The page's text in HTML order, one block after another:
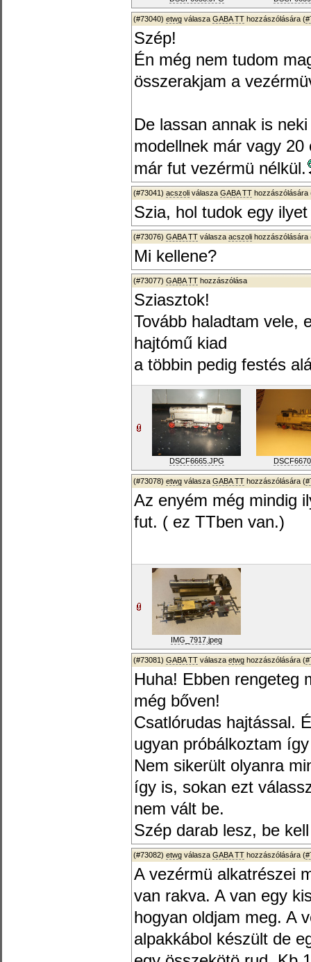
(#73040) etwg válasza GABA TT hozzászólására (
Szép!
Én még nem tudom
összerakjam a
De lassan annak is
modellnek már vagy
már fut vezérmü nélkül.
(#73041) acszoli válasza GABA TT hozzászólására
Szia, hol tudok egy
(#73076) GABA TT válasza acszoli hozzászólására
Mi kellene?
(#73077) GABA TT hozzászólása
Sziasztok!
Tovább haladtam vele,
hajtómű kiad
a többin pedig festés
DSCF6665.JPG
(#73078) etwg válasza GABA TT hozzászólására (
Az enyém még mindig
fut. ( ez TTben van.)
IMG_7917.jpeg
(#73081) GABA TT válasza etwg hozzászólására (
Huha! Ebben rengeteg
még bőven!
Csatlórudas hajtással.
ugyan próbálkoztam
Nem sikerült olyanra
így is, sokan ezt
nem vált be.
Szép darab lesz, be
(#73082) etwg válasza GABA TT hozzászólására (
A vezérmü alkatrészei
van rakva. A van egy
hogyan oldjam meg. A
alpakkábol készült de